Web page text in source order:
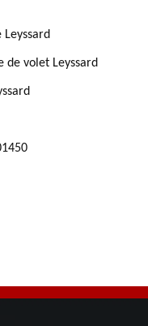
de volet Leyssard